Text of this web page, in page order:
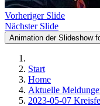
Vorheriger Slide
Nächster Slide
Animation der Slideshow
Start
Home
Aktuelle
2023-05-07